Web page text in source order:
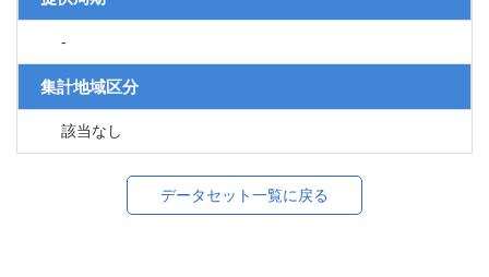
-
集計地域区分
該当なし
データセット一覧に戻る